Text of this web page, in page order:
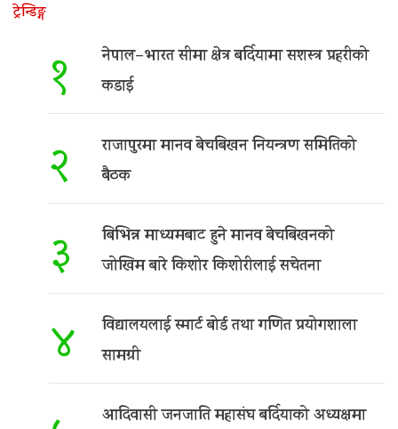
ट्रेन्डिङ्ग
१ नेपाल–भारत सीमा क्षेत्र बर्दियामा सशस्त्र प्रहरीको
कडाई
२ राजापुरमा मानव बेचबिखन नियन्त्रण समितिको
बैठक
३ बिभिन्न माध्यमबाट हुने मानव बेचबिखनको
जोखिम बारे किशोर किशोरीलाई सचेतना
४ विद्यालयलाई स्मार्ट बोर्ड तथा गणित प्रयोगशाला
सामग्री
आदिवासी जनजाति महासंघ बर्दियाको अध्यक्षमा